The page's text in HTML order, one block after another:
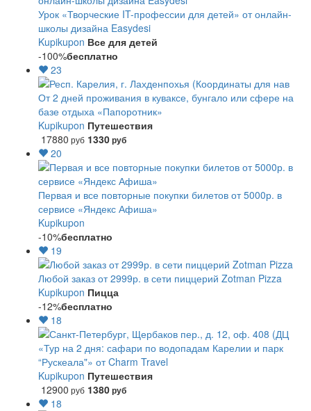
Урок «Творческие IT-профессии для детей» от онлайн-
школы дизайна Easydesi
Kupikupon Все для детей
-100%бесплатно
23
От 2 дней проживания в куваксе, бунгало или сфере на
базе отдыха «Папоротник»
Kupikupon Путешествия
17880 руб 1330руб
20
Первая и все повторные покупки билетов от 5000р. в
сервисе «Яндекс Афиша»
Kupikupon
-10%бесплатно
19
Любой заказ от 2999р. в сети пиццерий Zotman Pizza
Kupikupon Пицца
-12%бесплатно
18
«Тур на 2 дня: сафари по водопадам Карелии и парк
“Рускеала"» от Charm Travel
Kupikupon Путешествия
12900 руб 1380руб
18